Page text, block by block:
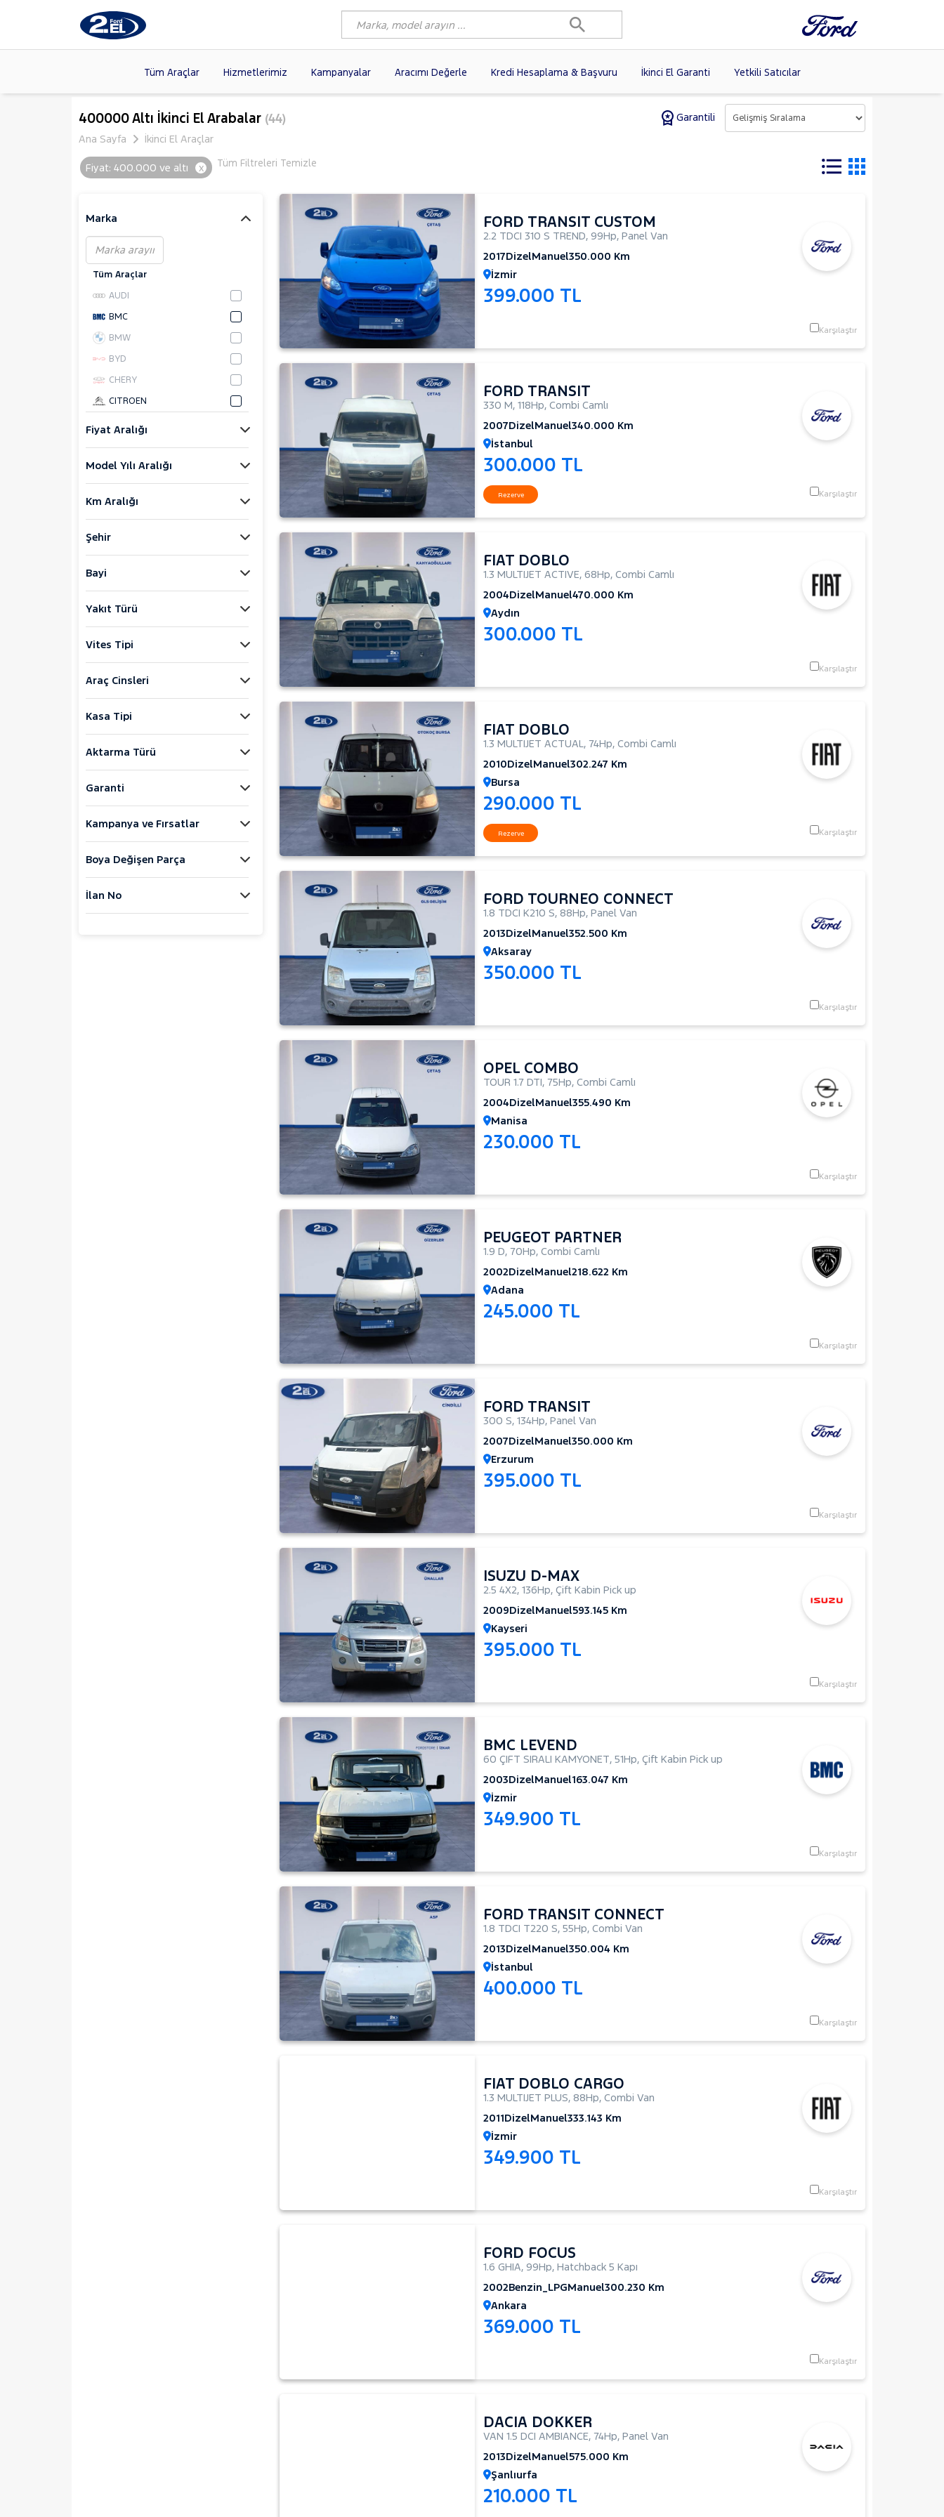
Tüm Araçlar Hizmetlerimiz Kampanyalar Aracımı Değerle Kredi Hesaplama & Başvuru İkinci El Garanti Yetkili Satıcılar
Markalar >
Modeller
Kasalar
FORD
CITROEN
SKODA
400000 Altı İkinci El Arabalar (44)
Garantili
Ana Sayfa
İkinci El Araçlar
Tüm Filtreleri Temizle
Fiyat: 400.000 ve altı x
Marka
Tüm Araçlar
AUDI
BMC
BMW
BYD
CHERY
CITROEN
DAIHATSU
FIAT
FORD
ISUZU
Iveco
KIA
LANCIA
MAN
MERCEDES-BENZ
MINI
NISSAN
OPEL
PEUGEOT
Fiyat Aralığı
Model Yılı Aralığı
Km Aralığı
Şehir
Bayi
Yakıt Türü
Vites Tipi
Araç Cinsleri
Kasa Tipi
Aktarma Türü
Garanti
Kampanya ve Fırsatlar
Boya Değişen Parça
İlan No
FORD TRANSIT CUSTOM
2.2 TDCI 310 S TREND, 99Hp, Panel Van
2017DizelManuel350.000 Km
İzmir
399.000 TL
Karşılaştır
FORD TRANSIT
330 M, 118Hp, Combi Camlı
2007DizelManuel340.000 Km
İstanbul
300.000 TL
Rezerve Karşılaştır
FIAT DOBLO
1.3 MULTIJET ACTIVE, 68Hp, Combi Camlı
2004DizelManuel470.000 Km
Aydın
300.000 TL
Karşılaştır
FIAT DOBLO
1.3 MULTIJET ACTUAL, 74Hp, Combi Camlı
2010DizelManuel302.247 Km
Bursa
290.000 TL
Rezerve Karşılaştır
FORD TOURNEO CONNECT
1.8 TDCI K210 S, 88Hp, Panel Van
2013DizelManuel352.500 Km
Aksaray
350.000 TL
Karşılaştır
OPEL COMBO
TOUR 1.7 DTI, 75Hp, Combi Camlı
2004DizelManuel355.490 Km
Manisa
230.000 TL
Karşılaştır
PEUGEOT PARTNER
1.9 D, 70Hp, Combi Camlı
2002DizelManuel218.622 Km
Adana
245.000 TL
Karşılaştır
FORD TRANSIT
300 S, 134Hp, Panel Van
2007DizelManuel350.000 Km
Erzurum
395.000 TL
Karşılaştır
ISUZU D-MAX
2.5 4X2, 136Hp, Çift Kabin Pick up
2009DizelManuel593.145 Km
Kayseri
395.000 TL
Karşılaştır
BMC LEVEND
60 ÇIFT SIRALI KAMYONET, 51Hp, Çift Kabin Pick up
2003DizelManuel163.047 Km
İzmir
349.900 TL
Karşılaştır
FORD TRANSIT CONNECT
1.8 TDCI T220 S, 55Hp, Combi Van
2013DizelManuel350.004 Km
İstanbul
400.000 TL
Karşılaştır
FIAT DOBLO CARGO
1.3 MULTIJET PLUS, 88Hp, Combi Van
2011DizelManuel333.143 Km
İzmir
349.900 TL
Karşılaştır
FORD FOCUS
1.6 GHIA, 99Hp, Hatchback 5 Kapı
2002Benzin_LPGManuel300.230 Km
Ankara
369.000 TL
Karşılaştır
DACIA DOKKER
VAN 1.5 DCI AMBIANCE, 74Hp, Panel Van
2013DizelManuel575.000 Km
Şanlıurfa
210.000 TL